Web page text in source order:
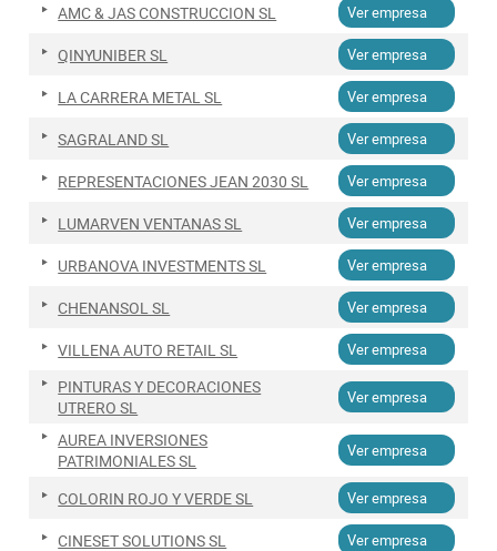
AMC & JAS CONSTRUCCION SL Ver empresa
QINYUNIBER SL Ver empresa
LA CARRERA METAL SL Ver empresa
SAGRALAND SL Ver empresa
REPRESENTACIONES JEAN 2030 SL Ver empresa
LUMARVEN VENTANAS SL Ver empresa
URBANOVA INVESTMENTS SL Ver empresa
CHENANSOL SL Ver empresa
VILLENA AUTO RETAIL SL Ver empresa
PINTURAS Y DECORACIONES
UTRERO SL
Ver empresa
AUREA INVERSIONES
PATRIMONIALES SL
Ver empresa
COLORIN ROJO Y VERDE SL Ver empresa
CINESET SOLUTIONS SL Ver empresa